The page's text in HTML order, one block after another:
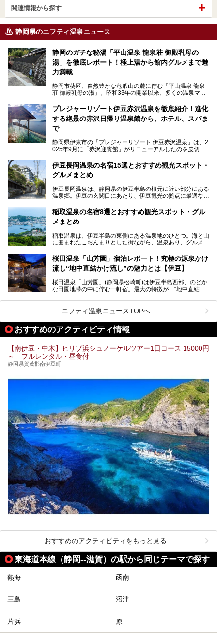
関連情報から探す
静岡県のニフティ温泉ニュース
静岡のガチな秘湯「平山温泉 龍泉荘 御殿乳母の
湯」を徹底レポート！極上湯から館内グルメまで魅
力満載
静岡市葵区、自然豊かな竜爪山の麓に佇む「平山温泉 龍泉
荘 御殿乳母の湯」。昭和33年の開業以来、多くの温泉マニ
極上温泉です。お湯はもちろん、実はグルメも揃っているん
です。多くのファンを持つ、その圧倒的なこだわりと魅力を
解説します。
プレジャーリゾート伊豆赤沢温泉を徹底紹介！進化
する絶景の赤沢日帰り温泉館から、ホテル、スパま
で
静岡県伊東市の「プレジャーリゾート 伊豆赤沢温泉」は、2
025年9月に「赤沢迎賓館」がリニューアルしたのを皮切り
館」、「RED 28 HOTEL」がリニューアル。さらにこのあ
とグランピング施設のGRAX EARTH FIELD（グラックスア
ースフィールド）、大型屋内アミューズメント施設のPLEA
予定。
ャー施設など、現在リニューアルオープンしている施設を中
心に、家族連れでも大人だけでも、おひとりさまでも多彩な
楽しみ方ができる「プレジャーリゾート 伊豆赤沢温泉」を
───
この記事はプレジャーリゾート 伊豆赤沢温泉のPR記事で
す。
伊豆長岡温泉の名宿15選とおすすめ観光スポット・
グルメまとめ
伊豆長岡温泉は、静岡県の伊豆半島の根元に近い部分にある
温泉郷。伊豆の玄関口にあたり、伊豆観光の拠点に最適な立
ちろん日帰りでも楽しめるのが魅力です。
この記事では、伊豆長岡温泉の歴史や魅力、おすすめの宿を
る温泉施設も紹介します！
稲取温泉の名宿8選とおすすめ観光スポット・グル
メまとめ
稲取温泉は、伊豆半島の東側にある温泉地のひとつ。海と山
に囲まれたこぢんまりとした街ながら、温泉あり、グルメあ
京からは約2時間30分、直通電車もありアクセスしやすいの
もうれしいところ。
入れる温泉施設、チェックしたい観光スポットやアクティビ
ティなどを一挙にまとめピックアップ。伊豆稲取温泉を訪れ
桜田温泉「山芳園」宿泊レポート！究極の源泉かけ
流し“地中直結かけ流し”の魅力とは【伊豆】
桜田温泉「山芳園」(静岡県松崎町)は伊豆半島西部、のどか
な田園地帯の中に佇む一軒宿。最大の特徴が、“地中直結か
地下に眠る源泉を加水・加温・消毒無し、さらには途中過程
で空気にも触れさせることなく浴槽まで提供。「究極の源泉
かけ流し」と言っても決して過言ではありません。
今回、桜田温泉「山芳園」の“温泉”を中心に、その魅力を詳
細レポート。また口コミの評判も非常に高い宿であり、客室
や食事も併せて徹底紹介します！
ニフティ温泉ニュースTOPへ
おすすめのアクティビティ情報
【南伊豆・中木】ヒリゾ浜シュノーケルツアー1日コース 15000円
～ フルレンタル・昼食付
静岡県賀茂郡南伊豆町
おすすめのアクティビティをもっと見る
東海道本線（静岡--滋賀）の駅から同じテーマで探す
熱海 函南
三島 沼津
片浜 原